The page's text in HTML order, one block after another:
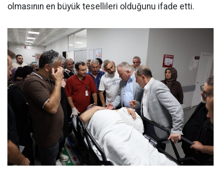
olmasının en büyük tesellileri olduğunu ifade etti.